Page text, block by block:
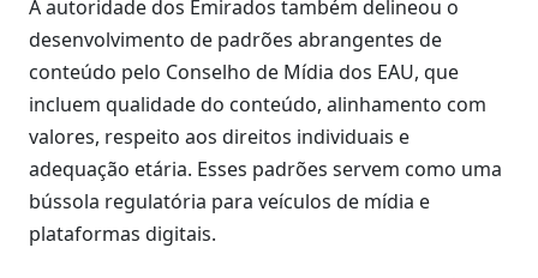
A autoridade dos Emirados também delineou o
desenvolvimento de padrões abrangentes de
conteúdo pelo Conselho de Mídia dos EAU, que
incluem qualidade do conteúdo, alinhamento com
valores, respeito aos direitos individuais e
adequação etária. Esses padrões servem como uma
bússola regulatória para veículos de mídia e
plataformas digitais.